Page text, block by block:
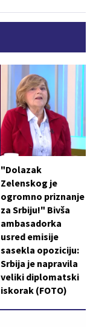
"Dolazak
Zelenskog je
ogromno priznanje
za Srbiju!" Bivša
ambasadorka
usred emisije
sasekla opoziciju:
Srbija je napravila
veliki diplomatski
iskorak (FOTO)